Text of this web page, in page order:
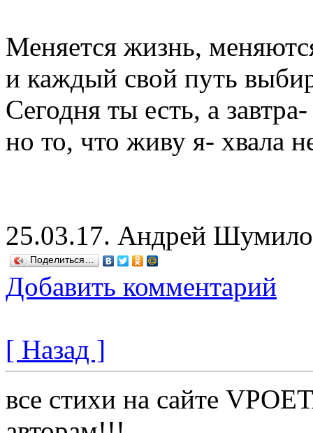
Меняется жизнь,
и каждый свой путь
Сегодня ты есть, а
но то, что живу я- хвала
25.03.17. Андрей
Поделиться…
Добавить комментарий
[ Назад ]
все стихи на сайте